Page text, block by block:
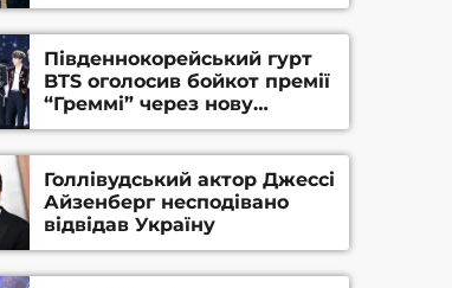
Південнокорейський гурт
BTS оголосив бойкот премії
“Греммі” через нову
номінацію
Голлівудський актор Джессі
Айзенберг несподівано
відвідав Україну